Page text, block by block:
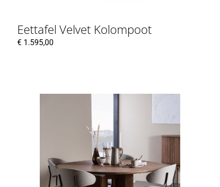
Eettafel Velvet Kolompoot
€ 1.595,00